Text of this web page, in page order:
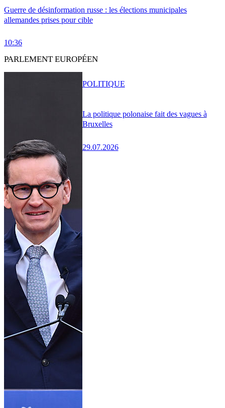
Guerre de désinformation russe : les élections municipales
allemandes prises pour cible
10:36
PARLEMENT EUROPÉEN
La politique polonaise fait des vagues à
Bruxelles
29.07.2026
POLITIQUE